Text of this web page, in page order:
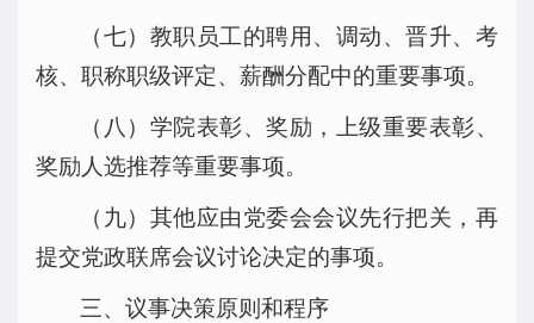
（七）教职员工的聘用、调动、晋升、考
核、职称职级评定、薪酬分配中的重要事项。
（八）学院表彰、奖励，上级重要表彰、
奖励人选推荐等重要事项。
（九）其他应由党委会会议先行把关，再
提交党政联席会议讨论决定的事项。
三、议事决策原则和程序